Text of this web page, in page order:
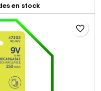
en stock
favorite_border